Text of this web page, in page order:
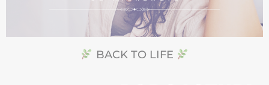
BACK TO LIFE